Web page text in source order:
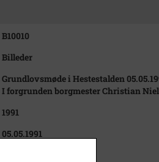
B10010
Billeder
Grundlovsmøde i Hestestalden
I forgrunden borgmester Christian
1991
05.05.1991